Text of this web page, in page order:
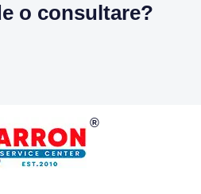
o consultare?